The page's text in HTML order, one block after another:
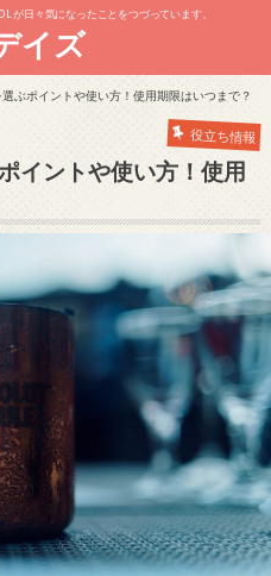
が日々気になったことをつづっています。
イズ
ぶポイントや使い方！使用期限はいつまで？
役立ち情報
イントや使い方！使用